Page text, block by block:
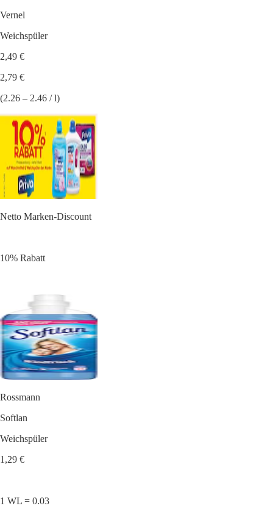
Vernel
Weichspüler
2,49 €
2,79 €
(2.26 – 2.46 / l)
Netto Marken-Discount
10% Rabatt
Rossmann
Softlan
Weichspüler
1,29 €
1 WL = 0.03